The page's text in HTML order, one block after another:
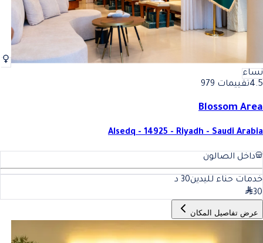
نساء
4.5تقييمات 979
Blossom Area
Alsedq - 14925 - Riyadh - Saudi Arabia
داخل الصالون
خدمات حناء لليدين30 د
30
عرض تفاصيل المكان